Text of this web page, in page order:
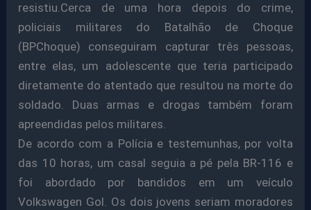
resistiu.Cerca de uma hora depois do crime,
policiais militares do Batalhão de Choque
(BPChoque) conseguiram capturar três pessoas,
entre elas, um adolescente que teria participado
diretamente do atentado que resultou na morte do
soldado. Duas armas e drogas também foram
apreendidas pelos militares.
De acordo com a Polícia e testemunhas, por volta
das 10 horas, um casal seguia a pé pela BR-116 e
foi abordado por bandidos em um veículo
Volkswagen Gol. Os dois jovens seriam moradores